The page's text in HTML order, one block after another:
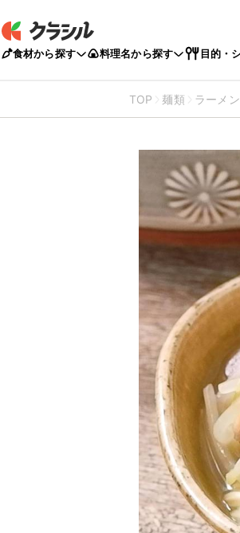
食材から探す 料理名から探す 目的・
TOP 麺類 ラーメン